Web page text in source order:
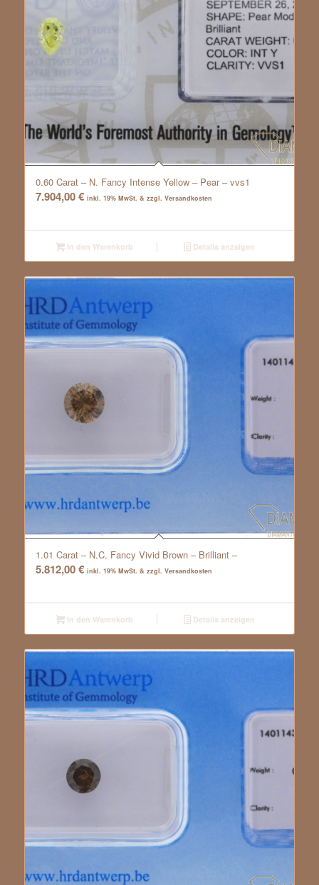
0.60 Carat – N. Fancy Intense Yellow – Pear – vvs1
7.904,00€ inkl. 19% MwSt. & zzgl. Versandkosten
In den Warenkorb Details anzeigen
1.01 Carat – N.C. Fancy Vivid Brown – Brilliant –
5.812,00€ inkl. 19% MwSt. & zzgl. Versandkosten
In den Warenkorb Details anzeigen